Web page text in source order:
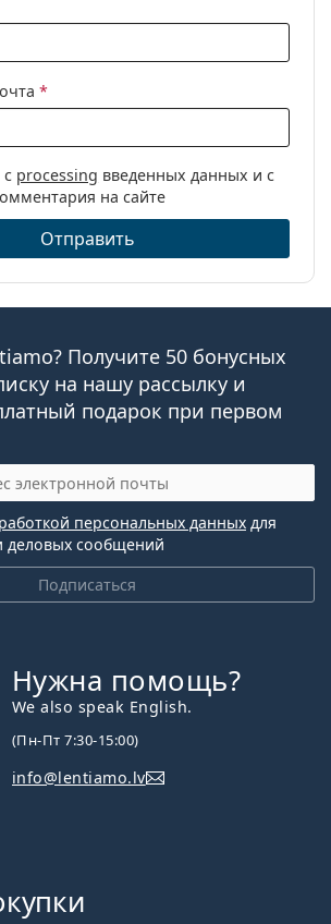
*
с processing введенных данных и с
на сайте
Отправить
Получите 50 бонусных
на нашу рассылку и
подарок при первом
Подписаться
персональных данных для
деловых сообщений
Нужна помощь?
We also speak English.
(Пн-Пт 7:30-15:00)
info@lentiamo.lv